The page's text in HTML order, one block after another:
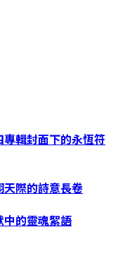
專輯封面下的永恆符
天際的詩意長卷
中的靈魂絮語